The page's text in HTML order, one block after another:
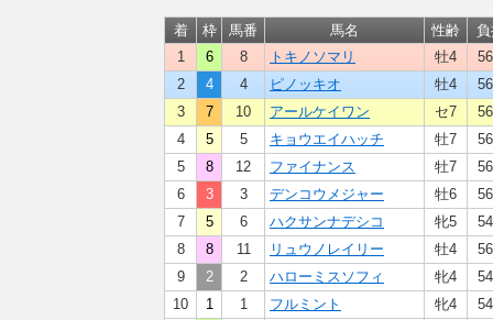
着 枠 馬番 馬名 性齢
1
6 8 トキノソマリ 牡4
2
4 4 ピノッキオ 牡4
3
7 10 アールケイワン セ7
4
5 5 キョウエイハッチ 牡7
5
8 12 ファイナンス 牡7
6
3 3 デンコウメジャー 牡6
7
5 6 ハクサンナデシコ 牝5
8
8 11 リュウノレイリー 牡4
9
2 2 ハローミスソフィ 牝4
10
1 1 フルミント 牝4